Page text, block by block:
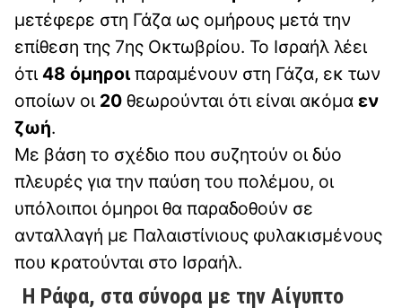
μετέφερε στη Γάζα ως ομήρους μετά την
επίθεση της 7ης Οκτωβρίου. Το Ισραήλ λέει
ότι 48 όμηροιπαραμένουν στη Γάζα, εκ των
οποίων οι 20 θεωρούνται ότι είναι ακόμα εν
ζωή.
Με βάση το σχέδιο που συζητούν οι δύο
πλευρές για την παύση του πολέμου, οι
υπόλοιποι όμηροι θα παραδοθούν σε
ανταλλαγή με Παλαιστίνιους φυλακισμένους
που κρατούνται στο Ισραήλ.